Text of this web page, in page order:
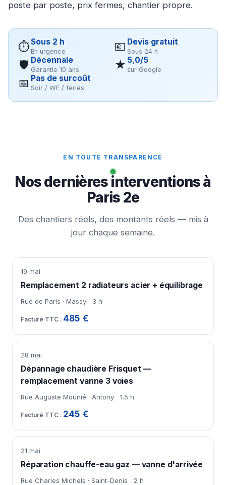
poste par poste, prix fermes, chantier propre.
⏱Sous 2 h
En urgence 💶 Devis gratuit
Sous 24 h
🛡 Décennale
Garantie 10 ans ★ 5,0/5
sur Google
📅 Pas de surcoût
Soir / WE / fériés
EN TOUTE TRANSPARENCE
Nos dernières interventions à
Paris 2e
Des chantiers réels, des montants réels — mis à
jour chaque semaine.
19 mai
Remplacement 2 radiateurs acier + équilibrage
Rue de Paris · Massy 3 h
485 €
28 mai
Dépannage chaudière Frisquet —
remplacement vanne 3 voies
Rue Auguste Mounié · Antony 1.5 h
245 €
21 mai
Réparation chauffe-eau gaz — vanne d'arrivée
Rue Charles Michels · Saint-Denis 2 h